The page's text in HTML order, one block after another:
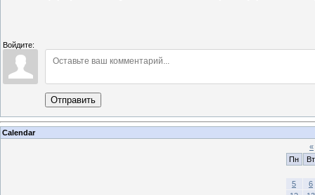
Войдите:
Отправить
Calendar
«
Пн
Вт
5
6